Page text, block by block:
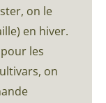
on le
en hiver.
les
on